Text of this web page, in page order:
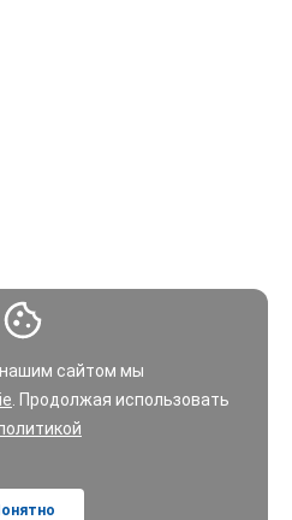
сайтом мы
. Продолжая использовать